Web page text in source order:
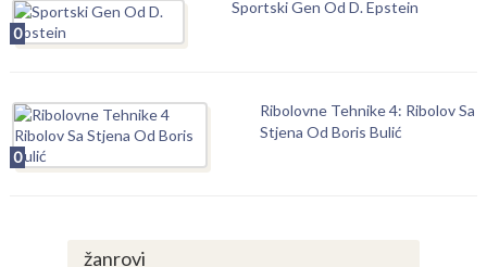
0
Sportski Gen Od D. Epstein
0
Ribolovne Tehnike 4: Ribolov Sa
Stjena Od Boris Bulić
žanrovi